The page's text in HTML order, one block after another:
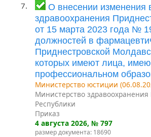
7.
О внесении изменения
здравоохранения
от 15 марта 2023 года №
должностей в
Приднестровской
которых имеют лица,
профессиональном
Министерство юстиции
Министерство
Республики
Приказ
4 августа 2026, № 797
размер документа: 18690